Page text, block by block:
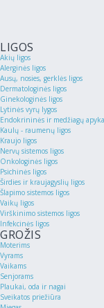
LIGOS
Akių ligos
Alerginės ligos
Ausų, nosies, gerklės ligos
Dermatologinės ligos
Ginekologinės ligos
Lytinės vyrų lygos
Endokrininės ir medžiagų
Kaulų - raumenų ligos
Kraujo ligos
Nervų sistemos ligos
Onkologinės ligos
Psichinės ligos
Širdies ir kraujagyslių ligos
Šlapimo sistemos ligos
Vaikų ligos
Virškinimo sistemos ligos
Infekcinės ligos
GROŽIS
Moterims
Vyrams
Vaikams
Senjorams
Plaukai, oda ir nagai
Sveikatos priežiūra